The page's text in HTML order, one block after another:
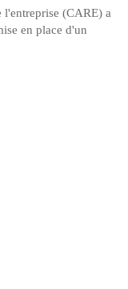
(CARE) a
en place d'un